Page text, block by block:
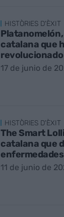
HISTÒRIES D'ÈXIT
catalana que
17 de junio de
HISTÒRIES D'ÈXIT
The Smart
catalana que
enfermedades
11 de junio de